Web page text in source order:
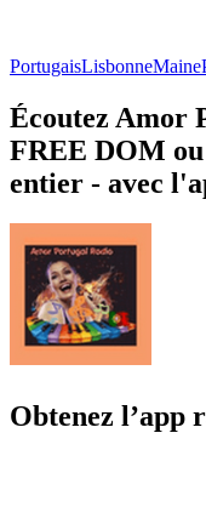
PortugaisLisbonneMaine
Écoutez Amor
FREE DOM
entier - avec
Obtenez